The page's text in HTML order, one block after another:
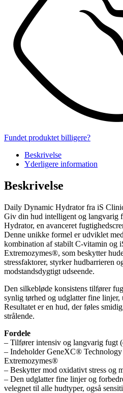
Fundet produktet billigere?
Beskrivelse
Yderligere information
Beskrivelse
Daily Dynamic Hydrator fra iS
Giv din hud intelligent og langvarig
Hydrator, en avanceret
Denne unikke formel er udviklet
kombination af stabilt C-vitamin og
Extremozymes®, som beskytter
stressfaktorer, styrker hudbarrieren
modstandsdygtigt udseende.
Den silkebløde konsistens tilfører
synlig tørhed og udglatter fine linjer,
Resultatet er en hud, der føles
strålende.
Fordele
– Tilfører intensiv og langvarig fugt
– Indeholder GeneXC®
Extremozymes®
– Beskytter mod oxidativt stress og
– Den udglatter fine linjer og
velegnet til alle hudtyper, også